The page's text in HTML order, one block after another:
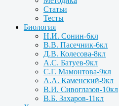
Статьи
Тесты
Биология
Н.И. Сонин-6кл
В.В. Пасечник-6кл
Д.В. Колесова-8кл
А.С. Батуев-9кл
С.Г. Мамонтова-9кл
А.А. Каменский-9кл
В.И. Сивоглазов-10кл
В.Б. Захаров-11кл